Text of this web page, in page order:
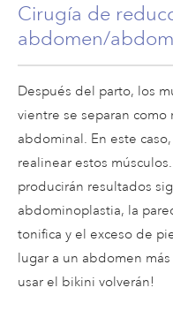
Cirugía de
abdomen/
Después del parto, los
vientre se separan
abdominal. En este
realinear estos
producirán resultados
abdominoplastia, la
tonifica y el exceso de
lugar a un abdomen
usar el bikini volverán!